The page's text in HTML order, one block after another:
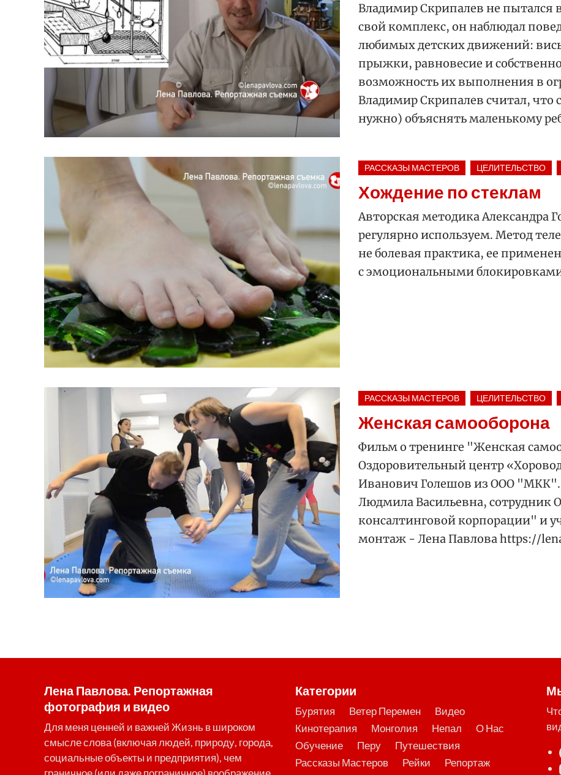
Владимир Скрипалев не пытался
свой комплекс, он наблюдал
любимых детских движений:
прыжки, равновесие и
возможность их выполнения в
Владимир Скрипалев считал,
нужно) объяснять маленькому
РАССКАЗЫ МАСТЕРОВ ЦЕЛИТЕЛЬСТВО
Хождение по стеклам
Авторская методика
регулярно используем. Метод
не болевая практика, ее
с эмоциональными
РАССКАЗЫ МАСТЕРОВ ЦЕЛИТЕЛЬСТВО
Женская самооборона
Фильм о тренинге "Женская
Оздоровительный центр
Иванович Голешов из ООО "МКК".
Людмила Васильевна,
консалтинговой корпорации" и
монтаж - Лена Павлова https://
Лена Павлова. Репортажная
фотография и видео
Для меня ценней и важней Жизнь в широком
смысле слова (включая людей, природу, города,
социальные объекты и предприятия), чем
Категории
Бурятия Ветер Перемен
Видео
Кинотерапия
Монголия Непал
О Нас
Обучение
Перу
Путешествия
Рассказы Мастеров
Рейки
Репортаж